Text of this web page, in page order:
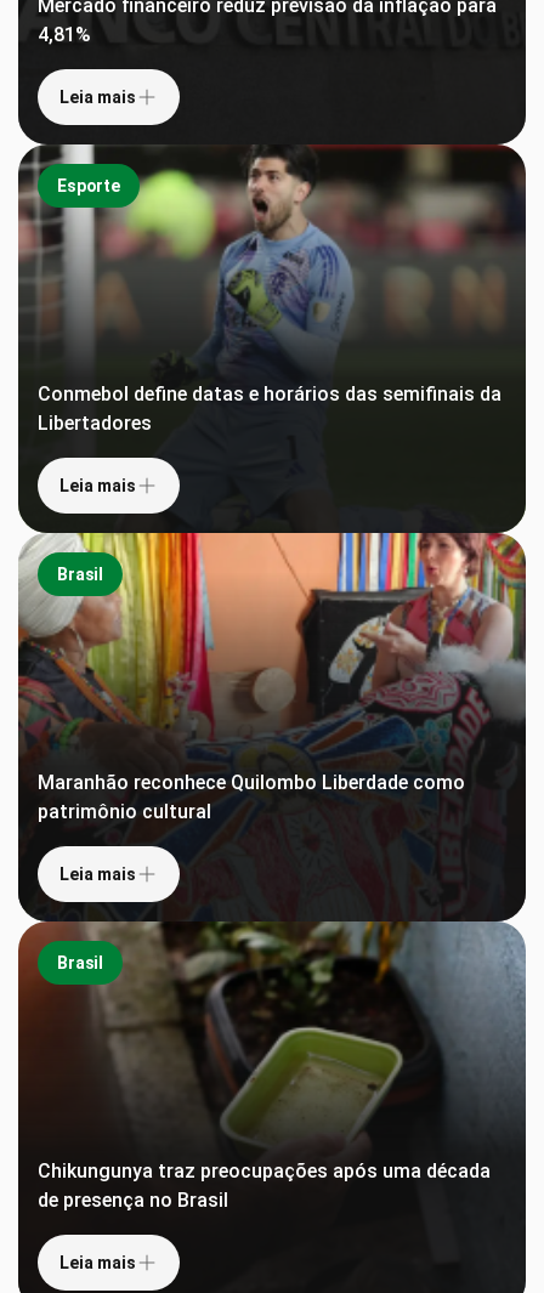
Mercado financeiro reduz previsão da inflação para
4,81%
Leia mais
Esporte
Conmebol define datas e horários das semifinais da
Libertadores
Leia mais
Brasil
Maranhão reconhece Quilombo Liberdade como
patrimônio cultural
Leia mais
Brasil
Chikungunya traz preocupações após uma década
de presença no Brasil
Leia mais